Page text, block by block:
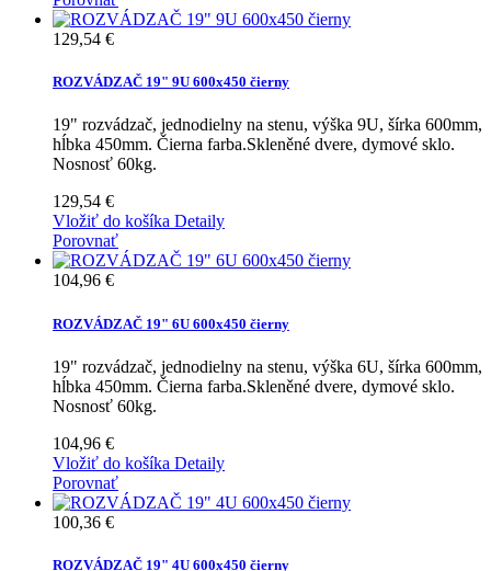
129,54 €
ROZVÁDZAČ 19" 9U 600x450 čierny
19" rozvádzač, jednodielny na stenu, výška 9U, šírka 600mm,
hĺbka 450mm. Čierna farba.Skleněné dvere, dymové sklo.
Nosnosť 60kg.
129,54 €
Vložiť do košíka Detaily
Porovnať
104,96 €
ROZVÁDZAČ 19" 6U 600x450 čierny
19" rozvádzač, jednodielny na stenu, výška 6U, šírka 600mm,
hĺbka 450mm. Čierna farba.Skleněné dvere, dymové sklo.
Nosnosť 60kg.
104,96 €
Vložiť do košíka Detaily
Porovnať
100,36 €
ROZVÁDZAČ 19" 4U 600x450 čierny